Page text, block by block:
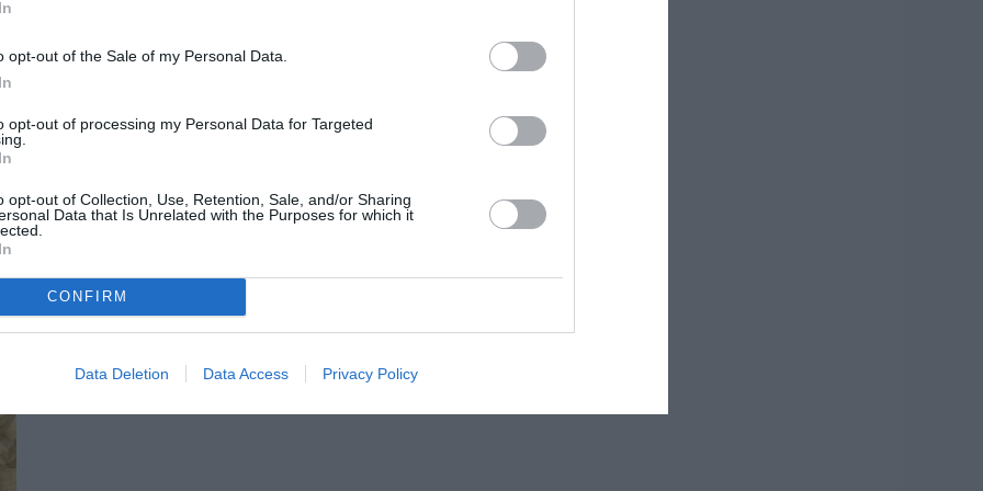
opt-out of the Sale of my Personal Data.
opt-out of processing my Personal Data for Targeted
opt-out of Collection, Use, Retention, Sale, and/or Sharing
Data that Is Unrelated with the Purposes for which it
CONFIRM
Data Deletion Data Access Privacy Policy
ΕΚΠΑΙΔΕΥΤΙΚΩΝ